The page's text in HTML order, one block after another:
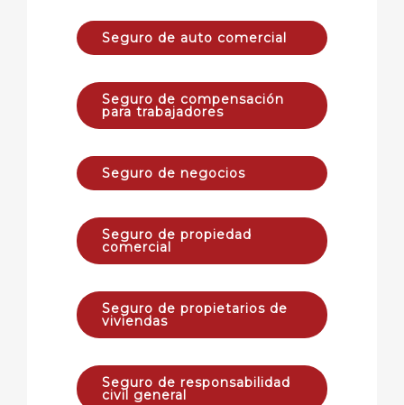
Seguro de auto comercial
Seguro de compensación
para trabajadores
Seguro de negocios
Seguro de propiedad
comercial
Seguro de propietarios de
viviendas
Seguro de responsabilidad
civil general